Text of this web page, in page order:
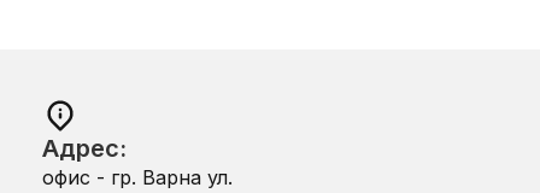
Адрес:
офис - гр. Варна ул.